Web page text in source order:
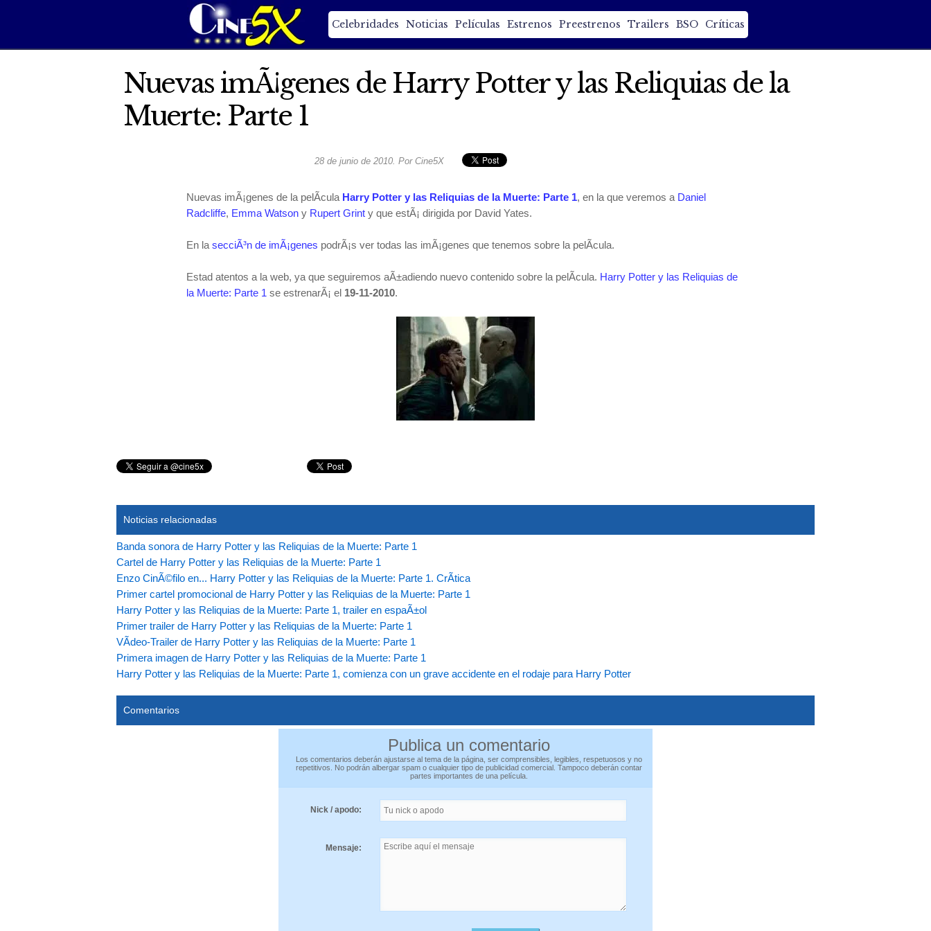
Celebridades Noticias Películas Estrenos Preestrenos Trailers BSO Críticas
Nuevas imÃ¡genes de Harry Potter y las Reliquias de la
Muerte: Parte 1
28 de junio de 2010. Por Cine5X
Nuevas imÃ¡genes de la pelÃ­cula Harry Potter y las Reliquias de la Muerte: Parte 1, en la que veremos a Daniel
Radcliffe, Emma Watsony Rupert Grinty que estÃ¡ dirigida por David Yates.
En la secciÃ³n de imÃ¡genes podrÃ¡s ver todas las imÃ¡genes que tenemos sobre la pelÃ­cula.
Estad atentos a la web, ya que seguiremos aÃ±adiendo nuevo contenido sobre la pelÃ­cula. Harry Potter y las Reliquias de
la Muerte: Parte 1 se estrenarÃ¡ el 19-11-2010.
Noticias relacionadas
Banda sonora de Harry Potter y las Reliquias de la Muerte: Parte 1
Cartel de Harry Potter y las Reliquias de la Muerte: Parte 1
Enzo CinÃ©filo en... Harry Potter y las Reliquias de la Muerte: Parte 1. CrÃ­tica
Primer cartel promocional de Harry Potter y las Reliquias de la Muerte: Parte 1
Harry Potter y las Reliquias de la Muerte: Parte 1, trailer en espaÃ±ol
Primer trailer de Harry Potter y las Reliquias de la Muerte: Parte 1
VÃ­deo-Trailer de Harry Potter y las Reliquias de la Muerte: Parte 1
Primera imagen de Harry Potter y las Reliquias de la Muerte: Parte 1
Harry Potter y las Reliquias de la Muerte: Parte 1, comienza con un grave accidente en el rodaje para Harry Potter
Comentarios
Publica un comentario
Los comentarios deberán ajustarse al tema de la página, ser comprensibles, legibles, respetuosos y no
repetitivos. No podrán albergar spam o cualquier tipo de publicidad comercial. Tampoco deberán contar
partes importantes de una película.
Nick / apodo:
Mensaje: